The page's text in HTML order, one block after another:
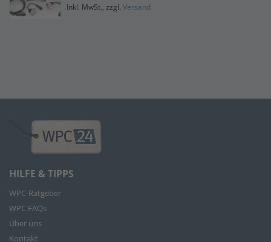
Inkl. MwSt., zzgl. Versand
HILFE & TIPPS
WPC-Ratgeber
WPC FAQs
Über uns
Kontakt